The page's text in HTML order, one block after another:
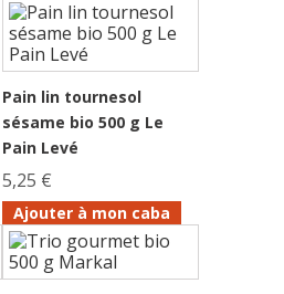
Pain lin tournesol
sésame bio 500 g Le
Pain Levé
5,25 €
Ajouter à mon caba